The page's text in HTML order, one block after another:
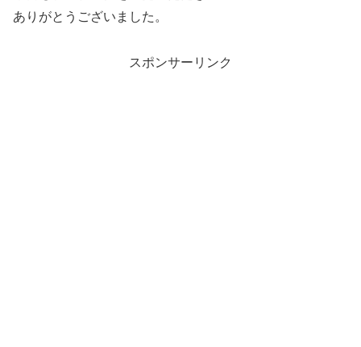
ありがとうございました。
スポンサーリンク